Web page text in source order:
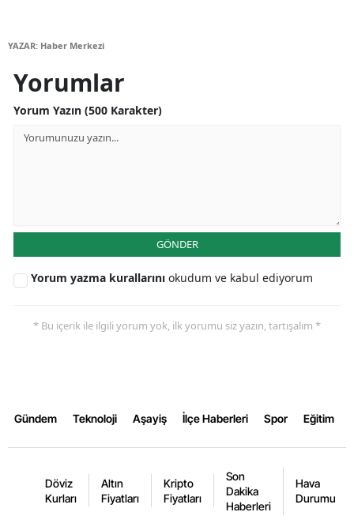
Karabük
Düzce
YAZAR: Haber Merkezi
Yorumlar
Yorum Yazın (500 Karakter)
GÖNDER
Yorum yazma kurallarını okudum ve kabul ediyorum
* Bu içerik ile ilgili yorum yok, ilk yorumu siz yazın, tartışalım *
Gündem Teknoloji Aşayiş İlçe Haberleri Spor Eğitim
Döviz
Kurları
Altın
Fiyatları
Kripto
Fiyatları
Son
Dakika
Haberleri
Hava
Durumu